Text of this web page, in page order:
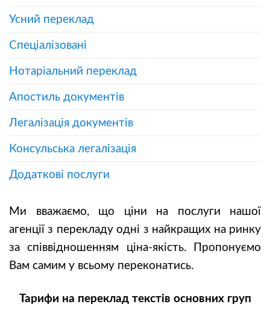
Усний переклад
Спеціалізовані
Нотаріальний переклад
Апостиль документів
Легалізація документів
Консульська легалізація
Додаткові послуги
Ми вважаємо, що ціни на послуги нашої
агенції з перекладу одні з найкращих на ринку
за співвідношенням ціна-якість. Пропонуємо
Вам самим у всьому переконатись.
Тарифи на переклад текстів основних груп